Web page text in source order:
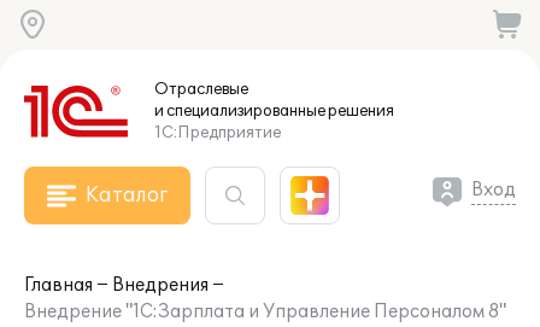
Отраслевые
и специализированныерешения
1С:Предприятие
Каталог Вход
Главная
Внедрения
Внедрение "1С:Зарплата и Управление Персоналом 8"